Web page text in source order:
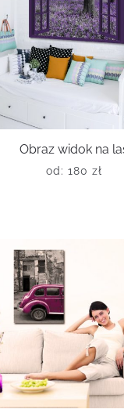
Obraz widok na
od: 180 zł